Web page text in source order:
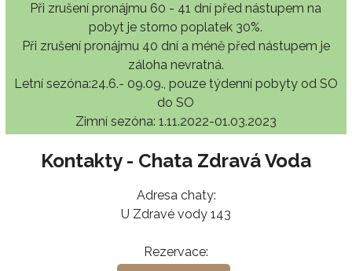
Při zrušení pronájmu 60 - 41 dní před nástupem na
pobyt je storno poplatek 30%.
Při zrušení pronájmu 40 dní a méně před nástupem je
záloha nevratná.
Letní sezóna:24.6.- 09.09., pouze týdenní pobyty od SO
do SO
Zimní sezóna: 1.11.2022-01.03.2023
Kontakty - Chata Zdravá Voda
Adresa chaty:
U Zdravé vody 143
Rezervace: